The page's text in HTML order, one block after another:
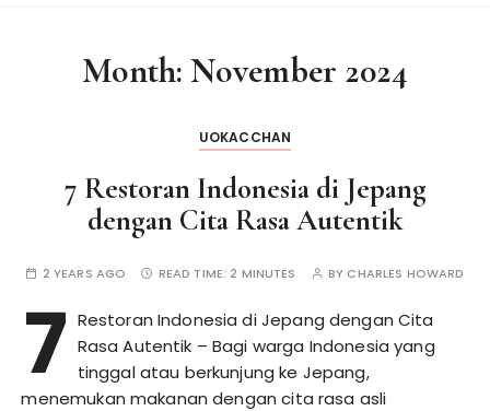
Month: November 2024
UOKACCHAN
7 Restoran Indonesia di Jepang
dengan Cita Rasa Autentik
2 YEARS AGO READ TIME:2 MINUTES BY CHARLES HOWARD
7 Restoran Indonesia di Jepang dengan Cita
Rasa Autentik – Bagi warga Indonesia yang
tinggal atau berkunjung ke Jepang,
menemukan makanan dengan cita rasa asli